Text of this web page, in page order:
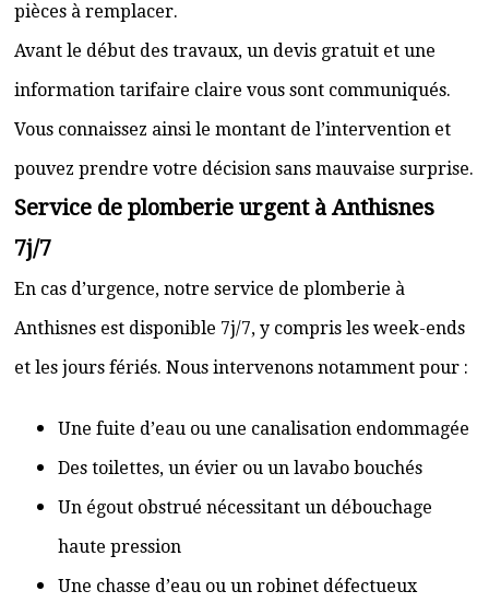
pièces à remplacer.
Avant le début des travaux, un devis gratuit et une
information tarifaire claire vous sont communiqués.
Vous connaissez ainsi le montant de l’intervention et
pouvez prendre votre décision sans mauvaise surprise.
Service de plomberie urgent à Anthisnes
7j/7
En cas d’urgence, notre service de plomberie à
Anthisnes est disponible 7j/7, y compris les week-ends
et les jours fériés. Nous intervenons notamment pour :
Une fuite d’eau ou une canalisation endommagée
Des toilettes, un évier ou un lavabo bouchés
Un égout obstrué nécessitant un débouchage
haute pression
Une chasse d’eau ou un robinet défectueux